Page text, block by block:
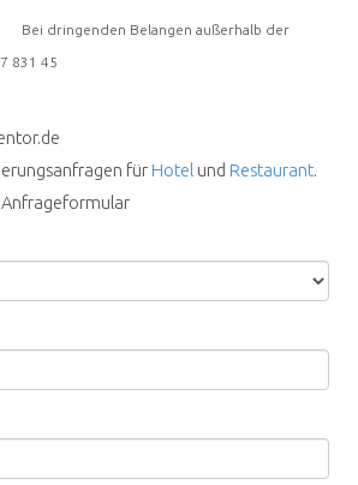
Bei dringenden Belangen außerhalb der
831 45
für Hotel und Restaurant.
Anfrageformular